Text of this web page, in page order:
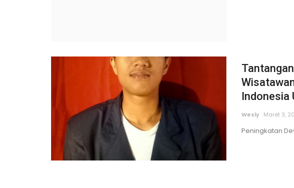
Indonesia
Wesly Maret 3,
Peningkatan